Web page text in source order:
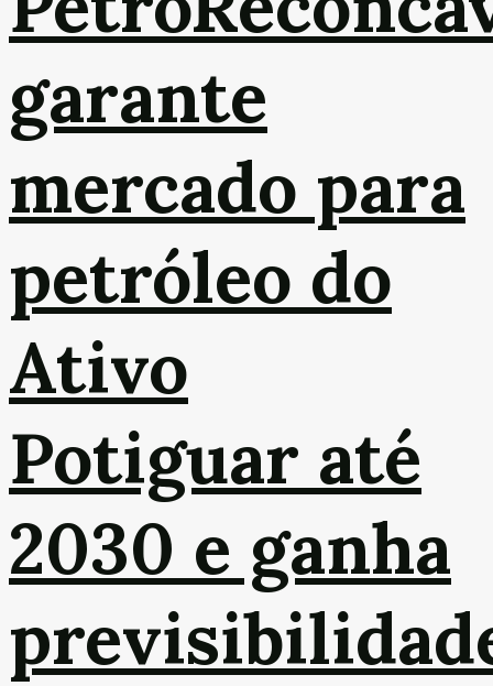
garante
mercado para
petróleo do
Ativo
Potiguar até
2030 e ganha